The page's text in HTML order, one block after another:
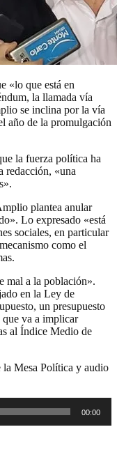
«lo que está en
la llamada vía
se inclina por la vía
año de la promulgación
la fuerza política ha
redacción, «una
plantea anular
Lo expresado «está
sociales, en particular
como el
mal a la población».
en la Ley de
un presupuesto
que va a implicar
al Índice Medio de
la Mesa Política y audio
00:00